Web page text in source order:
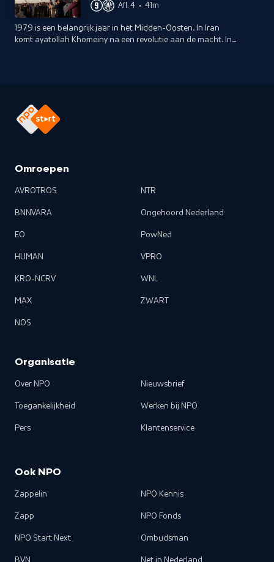
Afl. 4 • 41m
1979 is een belangrijk jaar in het Midden-Oosten. In Iran
komt ayatollah Khomeiny na een revolutie aan de macht. In
Omroepen
AVROTROS
BNNVARA
EO
HUMAN
KRO-NCRV
MAX
NOS
NTR
Ongehoord Nederland
PowNed
VPRO
WNL
ZWART
Organisatie
Over NPO
Toegankelijkheid
Pers
Nieuwsbrief
Werken bij NPO
Klantenservice
Ook NPO
Zappelin
Zapp
NPO Start Next
BVN
NPO Kennis
NPO Fonds
Ombudsman
Net in Nederland